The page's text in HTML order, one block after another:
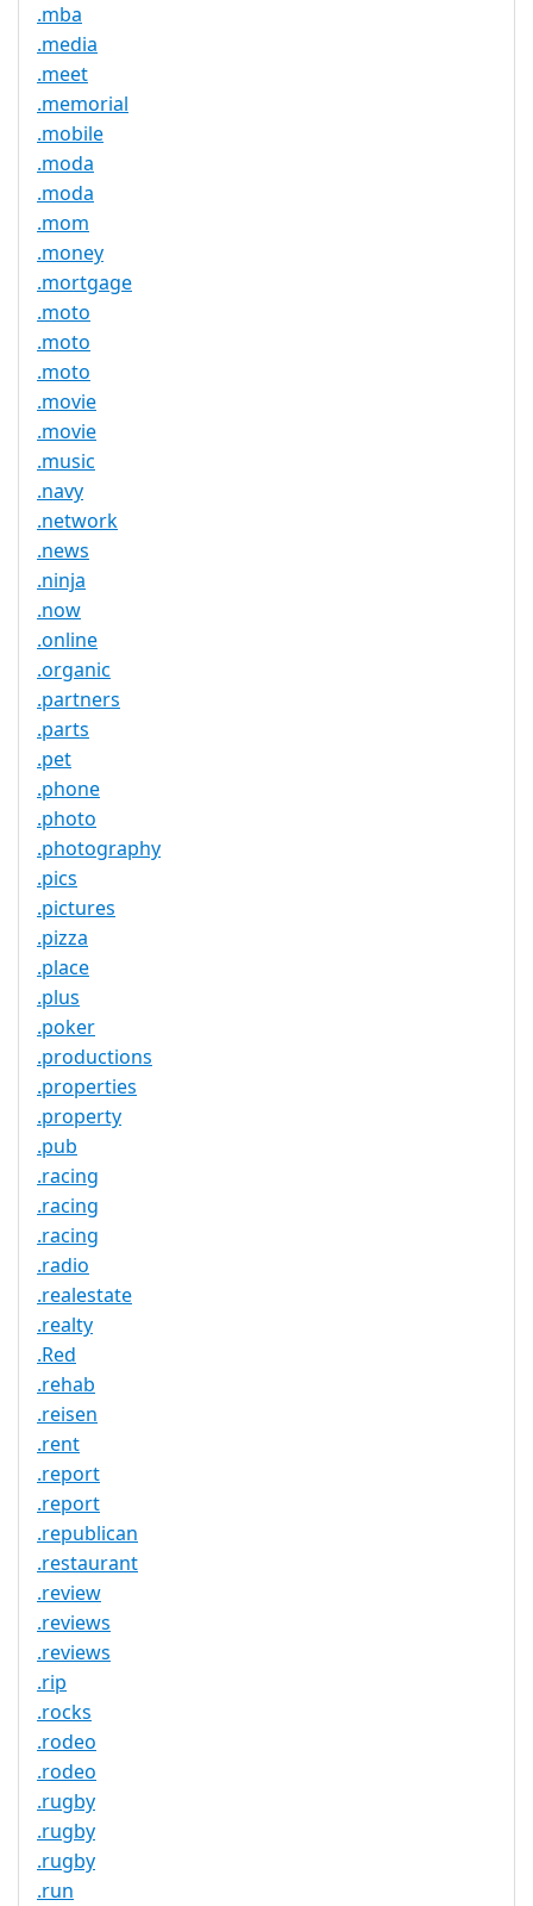
.mba
.media
.meet
.memorial
.mobile
.moda
.moda
.mom
.money
.mortgage
.moto
.moto
.moto
.movie
.movie
.music
.navy
.network
.news
.ninja
.now
.online
.organic
.partners
.parts
.pet
.phone
.photo
.photography
.pics
.pictures
.pizza
.place
.plus
.poker
.productions
.properties
.property
.pub
.racing
.racing
.racing
.radio
.realestate
.realty
.Red
.rehab
.reisen
.rent
.report
.report
.republican
.restaurant
.review
.reviews
.reviews
.rip
.rocks
.rodeo
.rodeo
.rugby
.rugby
.rugby
.run